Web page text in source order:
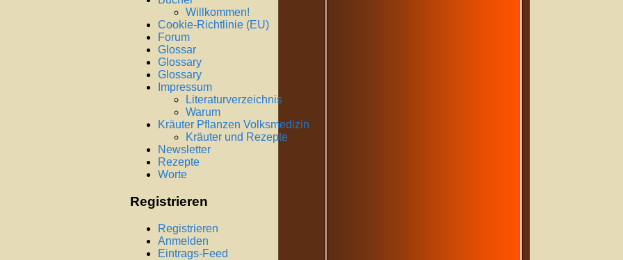
Willkommen!
Cookie-Richtlinie (EU)
Forum
Glossar
Glossary
Glossary
Impressum
Literaturverzeichnis
Warum
Kräuter Pflanzen Volksmedizin
Kräuter und Rezepte
Newsletter
Rezepte
Worte
Registrieren
Registrieren
Anmelden
Eintrags-Feed